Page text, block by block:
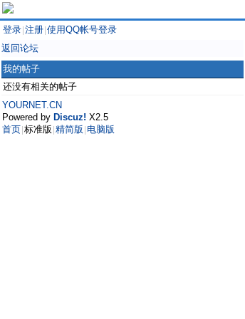
登录 注册 使用QQ帐号登录
返回论坛
我的帖子
还没有相关的帖子
YOURNET.CN
Powered by Discuz! X2.5
首页 标准版 精简版 电脑版